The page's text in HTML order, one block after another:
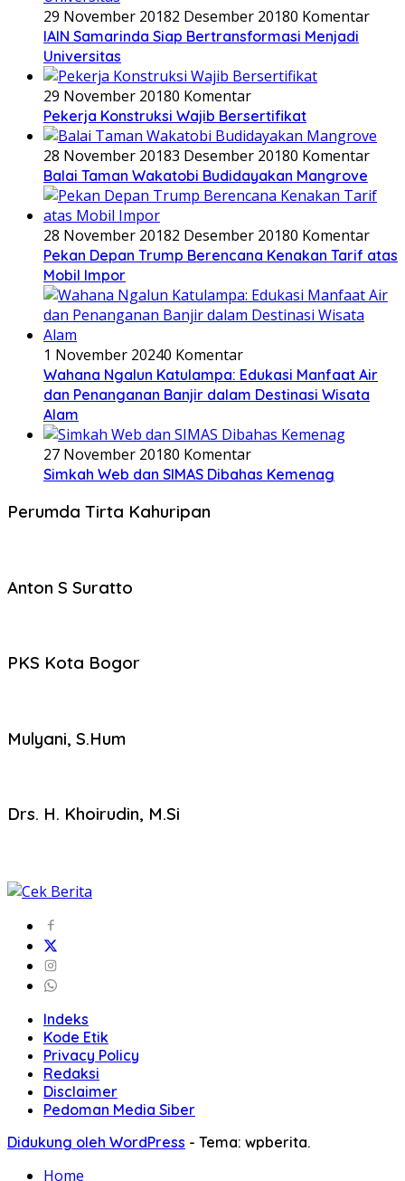
29 November 20182 Desember 20180 Komentar
IAIN Samarinda Siap Bertransformasi Menjadi
Universitas
29 November 20180 Komentar
Pekerja Konstruksi Wajib Bersertifikat
28 November 20183 Desember 20180 Komentar
Balai Taman Wakatobi Budidayakan Mangrove
28 November 20182 Desember 20180 Komentar
Pekan Depan Trump Berencana Kenakan Tarif atas
Mobil Impor
1 November 20240 Komentar
Wahana Ngalun Katulampa: Edukasi Manfaat Air
dan Penanganan Banjir dalam Destinasi Wisata
Alam
27 November 20180 Komentar
Simkah Web dan SIMAS Dibahas Kemenag
Perumda Tirta Kahuripan
Anton S Suratto
PKS Kota Bogor
Mulyani, S.Hum
Drs. H. Khoirudin, M.Si
Indeks
Kode Etik
Privacy Policy
Redaksi
Disclaimer
Pedoman Media Siber
Didukung oleh WordPress - Tema: wpberita.
Home